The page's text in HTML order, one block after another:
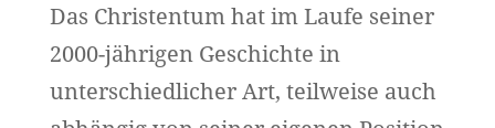
Das Christentum hat im Laufe seiner
2000-jährigen Geschichte in
unterschiedlicher Art, teilweise auch